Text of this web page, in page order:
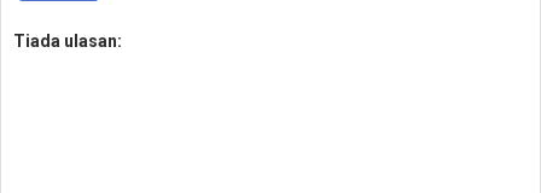
Tiada ulasan: